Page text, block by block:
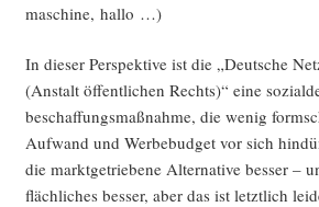
ma­schi­ne, hallo …)
In die­ser Per­spek­ti­ve ist die „Deut­sche
(Anstalt öffent­li­chen Rechts)“ eine
be­schaf­fungs­maß­nah­me, die wenig
Auf­wand und Wer­be­bud­get vor sich
die markt­ge­trie­be­ne Alter­na­ti­ve bes­ser –
fläch­li­ches bes­ser, aber das ist letzt­lich